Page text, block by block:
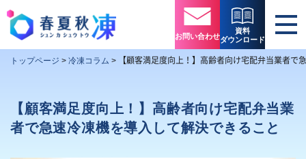
お問い合わせ
資料
ダウンロード
トップページ > 冷凍コラム > 【顧客満足度向上！】高齢者向け宅配弁当業者
【顧客満足度向上！】高齢者向け宅配弁当業
者で急速冷凍機を導入して解決できること